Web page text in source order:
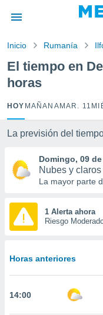
por
para
la
calidad.
a este
las
y
forma
basada
permite
seguir
coste.
Inicio Rumanía
El tiempo en
horas
HOY MAÑANA MAR. 11
La previsión del
Domingo, 09
Nubes y claros
La mayor parte
1 Alerta ahora
Riesgo
Horas anteriores
14:00